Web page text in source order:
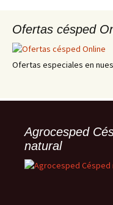
Ofertas césped
Ofertas especiales en
Agrocesped
natural